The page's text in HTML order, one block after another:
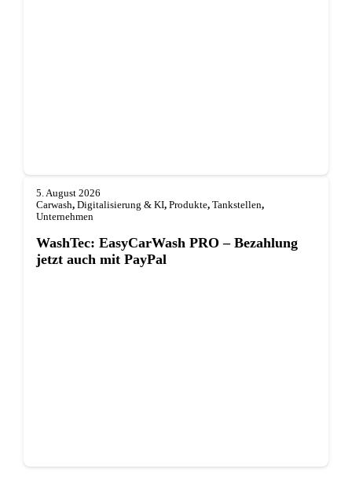
5. August 2026
Carwash, Digitalisierung & KI, Produkte, Tankstellen,
Unternehmen
WashTec: EasyCarWash PRO – Bezahlung
jetzt auch mit PayPal